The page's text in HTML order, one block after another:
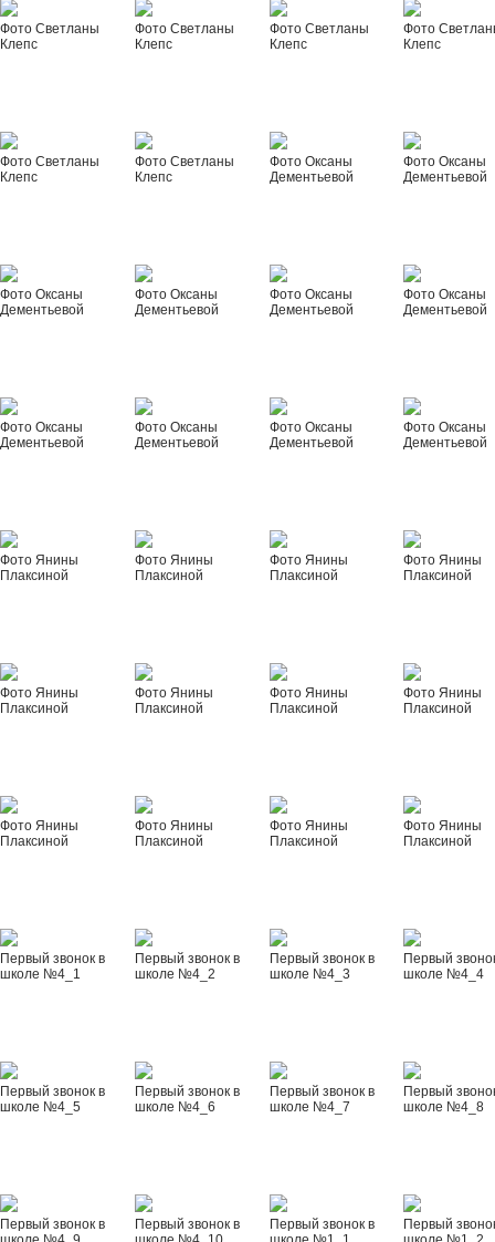
Фото Светланы
Клепс
Фото Светланы
Клепс
Фото Светланы
Клепс
Фото
Клепс
Фото Светланы
Клепс
Фото Светланы
Клепс
Фото Оксаны
Дементьевой
Фото Оксаны
Дементьевой
Фото Оксаны
Дементьевой
Фото Оксаны
Дементьевой
Фото Оксаны
Дементьевой
Фото Оксаны
Дементьевой
Фото Оксаны
Дементьевой
Фото Оксаны
Дементьевой
Фото Оксаны
Дементьевой
Фото Оксаны
Дементьевой
Фото Янины
Плаксиной
Фото Янины
Плаксиной
Фото Янины
Плаксиной
Фото Янины
Плаксиной
Фото Янины
Плаксиной
Фото Янины
Плаксиной
Фото Янины
Плаксиной
Фото Янины
Плаксиной
Фото Янины
Плаксиной
Фото Янины
Плаксиной
Фото Янины
Плаксиной
Фото Янины
Плаксиной
Первый звонок в
школе №4_1
Первый звонок в
школе №4_2
Первый звонок в
школе №4_3
Первый
школе №4_4
Первый звонок в
школе №4_5
Первый звонок в
школе №4_6
Первый звонок в
школе №4_7
Первый
школе №4_8
Первый звонок в
Первый звонок в
Первый звонок в
Первый